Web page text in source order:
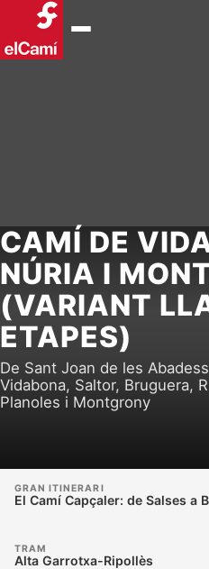
CAMÍ DE
NÚRIA I
(VARIANT
ETAPES)
De Sant Joan de les
Vidabona, Saltor, Bruguera,
Planoles i Montgrony
GRAN ITINERARI
El Camí Capçaler: de Salses a
TRAM
Alta Garrotxa-Ripollès